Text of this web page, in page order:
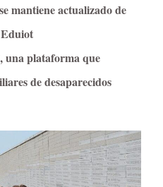
mantiene actualizado de
una plataforma que
de desaparecidos